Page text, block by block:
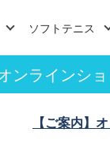
ソフトテニス
ンラインシ
【ご案内】